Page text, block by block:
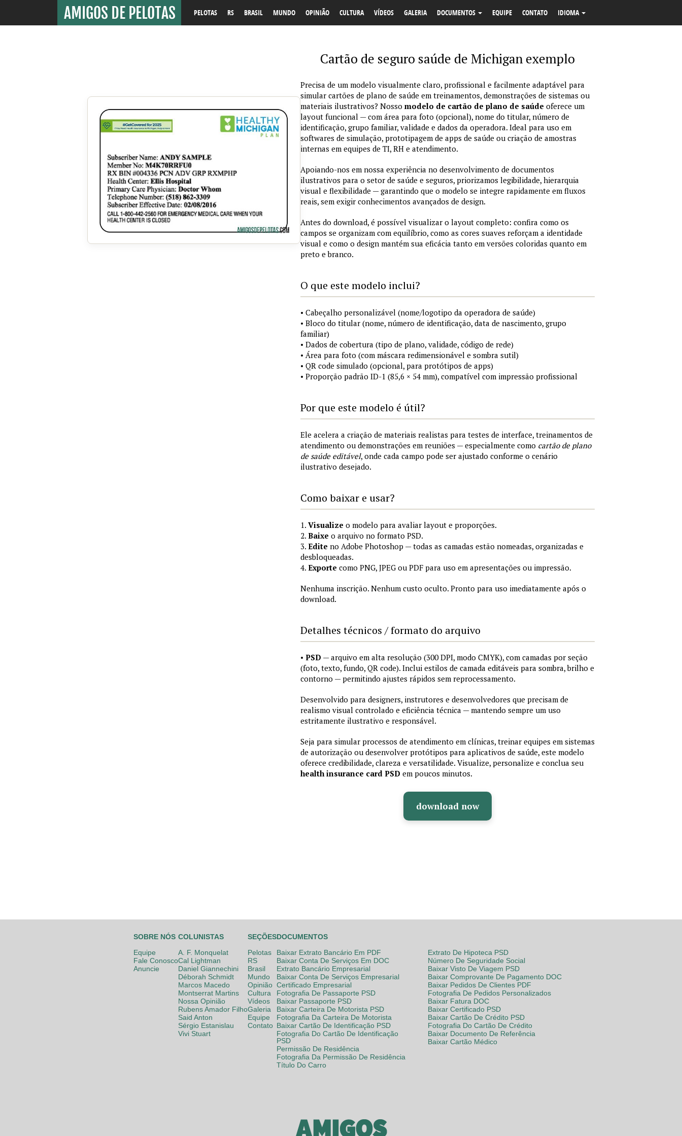
PELOTAS RS BRASIL MUNDO OPINIÃO CULTURA VÍDEOS GALERIA DOCUMENTOS EQUIPE CONTATO IDIOMA
Cartão de seguro saúde de Michigan exemplo
Precisa de um modelo visualmente claro, profissional e facilmente adaptável para
simular cartões de plano de saúde em treinamentos, demonstrações de sistemas ou
materiais ilustrativos? Nosso modelo de cartão de plano de saúde oferece um
layout funcional — com área para foto (opcional), nome do titular, número de
identificação, grupo familiar, validade e dados da operadora. Ideal para uso em
softwares de simulação, prototipagem de apps de saúde ou criação de amostras
internas em equipes de TI, RH e atendimento.
Apoiando-nos em nossa experiência no desenvolvimento de documentos
ilustrativos para o setor de saúde e seguros, priorizamos legibilidade, hierarquia
visual e flexibilidade — garantindo que o modelo se integre rapidamente em fluxos
reais, sem exigir conhecimentos avançados de design.
Antes do download, é possível visualizar o layout completo: confira como os
campos se organizam com equilíbrio, como as cores suaves reforçam a identidade
visual e como o design mantém sua eficácia tanto em versões coloridas quanto em
preto e branco.
O que este modelo inclui?
• Cabeçalho personalizável (nome/logotipo da operadora de saúde)
• Bloco do titular (nome, número de identificação, data de nascimento, grupo
familiar)
• Dados de cobertura (tipo de plano, validade, código de rede)
• Área para foto (com máscara redimensionável e sombra sutil)
• QR code simulado (opcional, para protótipos de apps)
• Proporção padrão ID-1 (85,6 × 54 mm), compatível com impressão profissional
Por que este modelo é útil?
Ele acelera a criação de materiais realistas para testes de interface, treinamentos de
atendimento ou demonstrações em reuniões — especialmente como cartão de plano
de saúde editável, onde cada campo pode ser ajustado conforme o cenário
ilustrativo desejado.
Como baixar e usar?
1. Visualize o modelo para avaliar layout e proporções.
2. Baixe o arquivo no formato PSD.
3. Edite no Adobe Photoshop — todas as camadas estão nomeadas, organizadas e
desbloqueadas.
4. Exporte como PNG, JPEG ou PDF para uso em apresentações ou impressão.
Nenhuma inscrição. Nenhum custo oculto. Pronto para uso imediatamente após o
download.
Detalhes técnicos / formato do arquivo
• PSD — arquivo em alta resolução (300 DPI, modo CMYK), com camadas por seção
(foto, texto, fundo, QR code). Inclui estilos de camada editáveis para sombra, brilho e
contorno — permitindo ajustes rápidos sem reprocessamento.
Desenvolvido para designers, instrutores e desenvolvedores que precisam de
realismo visual controlado e eficiência técnica — mantendo sempre um uso
estritamente ilustrativo e responsável.
Seja para simular processos de atendimento em clínicas, treinar equipes em sistemas
de autorização ou desenvolver protótipos para aplicativos de saúde, este modelo
oferece credibilidade, clareza e versatilidade. Visualize, personalize e conclua seu
health insurance card PSD em poucos minutos.
download now
SOBRE NÓS
Equipe
Fale Conosco
Anuncie
COLUNISTAS
A. F. Monquelat
Cal Lightman
Daniel Giannechini
Déborah Schmidt
Marcos Macedo
Montserrat Martins
Nossa Opinião
Rubens Amador Filho
Said Anton
Sérgio Estanislau
Vivi Stuart
SEÇÕES
Pelotas
RS
Brasil
Mundo
Opinião
Cultura
Vídeos
Galeria
Equipe
Contato
DOCUMENTOS
Baixar Extrato Bancário Em PDF
Baixar Conta De Serviços Em DOC
Extrato Bancário Empresarial
Baixar Conta De Serviços Empresarial
Certificado Empresarial
Fotografia De Passaporte PSD
Baixar Passaporte PSD
Baixar Carteira De Motorista PSD
Fotografia Da Carteira De Motorista
Baixar Cartão De Identificação PSD
Fotografia Do Cartão De Identificação
PSD
Permissão De Residência
Fotografia Da Permissão De Residência
Título Do Carro
Extrato De Hipoteca PSD
Número De Seguridade Social
Baixar Visto De Viagem PSD
Baixar Comprovante De Pagamento DOC
Baixar Pedidos De Clientes PDF
Fotografia De Pedidos Personalizados
Baixar Fatura DOC
Baixar Certificado PSD
Baixar Cartão De Crédito PSD
Fotografia Do Cartão De Crédito
Baixar Documento De Referência
Baixar Cartão Médico